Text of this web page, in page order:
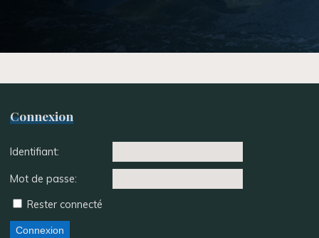
Connexion
Identifiant:
Mot de passe:
Rester connecté
Connexion